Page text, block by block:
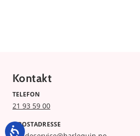
Kontakt
TELEFON
21 93 59 00
E-POSTADRESSE